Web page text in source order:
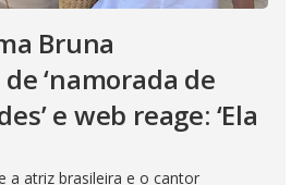
Bruna
‘namorada de
e web reage: ‘Ela
a atriz brasileira e o cantor